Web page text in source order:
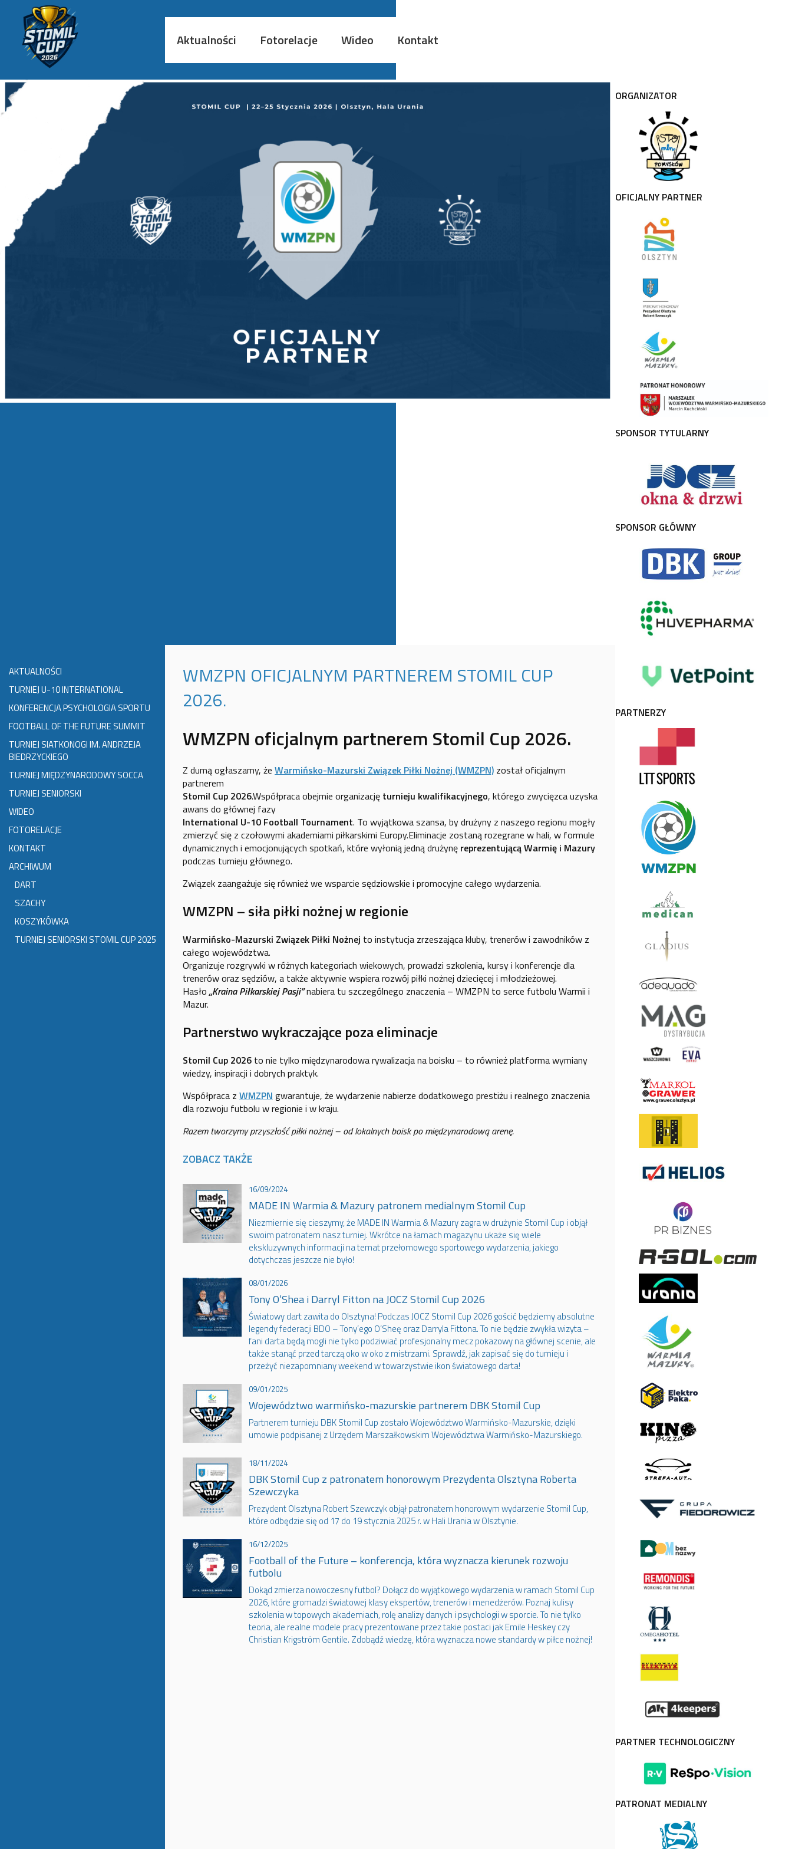
Aktualności Fotorelacje Wideo Kontakt
AKTUALNOŚCI
TURNIEJ U-10 INTERNATIONAL
KONFERENCJA PSYCHOLOGIA SPORTU
FOOTBALL OF THE FUTURE SUMMIT
TURNIEJ SIATKONOGI IM. ANDRZEJA
BIEDRZYCKIEGO
TURNIEJ MIĘDZYNARODOWY SOCCA
TURNIEJ SENIORSKI
WIDEO
FOTORELACJE
KONTAKT
ARCHIWUM
DART
SZACHY
KOSZYKÓWKA
TURNIEJ SENIORSKI STOMIL CUP 2025
WMZPN OFICJALNYM PARTNEREM STOMIL CUP
2026.
WMZPN oficjalnym partnerem Stomil Cup 2026.
Z dumą ogłaszamy, że Warmińsko-Mazurski Związek Piłki Nożnej (WMZPN) został oficjalnym
partnerem
Stomil Cup 2026.Współpraca obejmie organizację turnieju kwalifikacyjnego, którego zwycięzca uzyska
awans do głównej fazy
International U-10 Football Tournament. To wyjątkowa szansa, by drużyny z naszego regionu mogły
zmierzyć się z czołowymi akademiami piłkarskimi Europy.Eliminacje zostaną rozegrane w hali, w formule
dynamicznych i emocjonujących spotkań, które wyłonią jedną drużynę reprezentującą Warmię i Mazury
podczas turnieju głównego.
Związek zaangażuje się również we wsparcie sędziowskie i promocyjne całego wydarzenia.
WMZPN – siła piłki nożnej w regionie
Warmińsko-Mazurski Związek Piłki Nożnej to instytucja zrzeszająca kluby, trenerów i zawodników z
całego województwa.
Organizuje rozgrywki w różnych kategoriach wiekowych, prowadzi szkolenia, kursy i konferencje dla
trenerów oraz sędziów, a także aktywnie wspiera rozwój piłki nożnej dziecięcej i młodzieżowej.
Hasło„Kraina Piłkarskiej Pasji”nabiera tu szczególnego znaczenia – WMZPN to serce futbolu Warmii i
Mazur.
Partnerstwo wykraczające poza eliminacje
Stomil Cup 2026 to nie tylko międzynarodowa rywalizacja na boisku – to również platforma wymiany
wiedzy, inspiracji i dobrych praktyk.
Współpraca z WMZPN gwarantuje, że wydarzenie nabierze dodatkowego prestiżu i realnego znaczenia
dla rozwoju futbolu w regionie i w kraju.
Razem tworzymy przyszłość piłki nożnej – od lokalnych boisk po międzynarodową arenę.
ZOBACZ TAKŻE
16/09/2024
MADE IN Warmia & Mazury patronem medialnym Stomil Cup
Niezmiernie się cieszymy, że MADE IN Warmia & Mazury zagra w drużynie Stomil Cup i objął
swoim patronatem nasz turniej. Wkrótce na łamach magazynu ukaże się wiele
ekskluzywnych informacji na temat przełomowego sportowego wydarzenia, jakiego
dotychczas jeszcze nie było!
08/01/2026
Tony O’Shea i Darryl Fitton na JOCZ Stomil Cup 2026
Światowy dart zawita do Olsztyna! Podczas JOCZ Stomil Cup 2026 gościć będziemy absolutne
legendy federacji BDO – Tony’ego O’Sheę oraz Darryla Fittona. To nie będzie zwykła wizyta –
fani darta będą mogli nie tylko podziwiać profesjonalny mecz pokazowy na głównej scenie, ale
także stanąć przed tarczą oko w oko z mistrzami. Sprawdź, jak zapisać się do turnieju i
przeżyć niezapomniany weekend w towarzystwie ikon światowego darta!
09/01/2025
Województwo warmińsko-mazurskie partnerem DBK Stomil Cup
Partnerem turnieju DBK Stomil Cup zostało Województwo Warmińsko-Mazurskie, dzięki
umowie podpisanej z Urzędem Marszałkowskim Województwa Warmińsko-Mazurskiego.
18/11/2024
DBK Stomil Cup z patronatem honorowym Prezydenta Olsztyna Roberta
Szewczyka
Prezydent Olsztyna Robert Szewczyk objął patronatem honorowym wydarzenie Stomil Cup,
które odbędzie się od 17 do 19 stycznia 2025 r. w Hali Urania w Olsztynie.
16/12/2025
Football of the Future – konferencja, która wyznacza kierunek rozwoju
futbolu
Dokąd zmierza nowoczesny futbol? Dołącz do wyjątkowego wydarzenia w ramach Stomil Cup
2026, które gromadzi światowej klasy ekspertów, trenerów i menedżerów. Poznaj kulisy
szkolenia w topowych akademiach, rolę analizy danych i psychologii w sporcie. To nie tylko
teoria, ale realne modele pracy prezentowane przez takie postaci jak Emile Heskey czy
Christian Krigström Gentile. Zdobądź wiedzę, która wyznacza nowe standardy w piłce nożnej!
ORGANIZATOR
OFICJALNY PARTNER
SPONSOR TYTULARNY
SPONSOR GŁÓWNY
PARTNERZY
PARTNER TECHNOLOGICZNY
PATRONAT MEDIALNY